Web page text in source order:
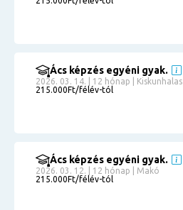
Ács képzés egyéni gyak.
2026. 03. 14. | 12 hónap | Kiskunhalas
215.000Ft/félév-tól
Ács képzés egyéni gyak.
2026. 03. 12. | 12 hónap | Makó
215.000Ft/félév-tól